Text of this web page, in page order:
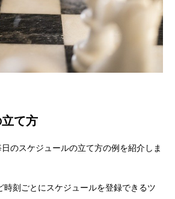
て方
のスケジュールの立て方の例を紹介しま
時刻ごとにスケジュールを登録できるツ